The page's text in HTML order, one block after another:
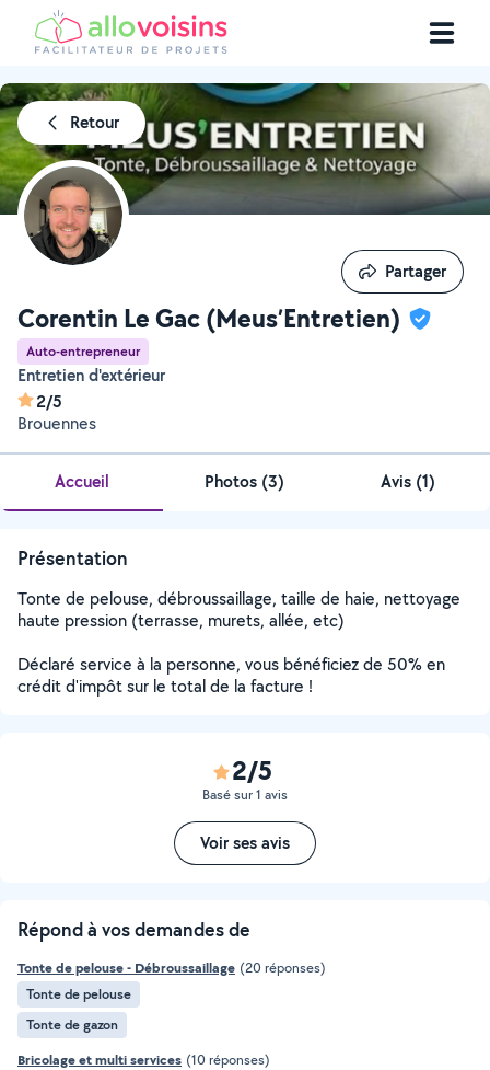
Retour
Corentin Le Gac (Meus’Entretien)
Auto-entrepreneur
Entretien d'extérieur
2/5
Brouennes
Partager
Partager
Accueil Photos (3) Avis (1)
Présentation
Tonte de pelouse, débroussaillage, taille de haie, nettoyage
haute pression (terrasse, murets, allée, etc)
Déclaré service à la personne, vous bénéficiez de 50% en
crédit d'impôt sur le total de la facture !
2/5
Basé sur 1 avis
Voir ses avis
Répond à vos demandes de
Tonte de pelouse - Débroussaillage (20 réponses)
Tonte de pelouse
Tonte de gazon
Bricolage et multi services (10 réponses)